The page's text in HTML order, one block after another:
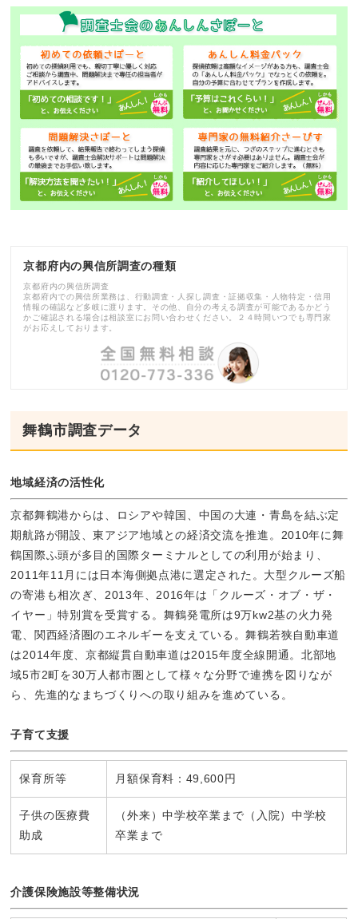
京都府内の興信所調査の種類
京都府内の興信所調査
京都府内での興信所業務は、行動調査・人探し調査・証拠収集・人物特定・信用
情報の確認など多岐に渡ります。その他、自分の考える調査が可能であるかどう
かご確認される場合は相談室にお問い合わせください。２４時間いつでも専門家
がお応えしております。
舞鶴市調査データ
地域経済の活性化
京都舞鶴港からは、ロシアや韓国、中国の大連・青島を結ぶ定
期航路が開設、東アジア地域との経済交流を推進。2010年に舞
鶴国際ふ頭が多目的国際ターミナルとしての利用が始まり、
2011年11月には日本海側拠点港に選定された。大型クルーズ船
の寄港も相次ぎ、2013年、2016年は「クルーズ・オブ・ザ・
イヤー」特別賞を受賞する。舞鶴発電所は9万kw2基の火力発
電、関西経済圏のエネルギーを支えている。舞鶴若狭自動車道
は2014年度、京都縦貫自動車道は2015年度全線開通。北部地
域5市2町を30万人都市圏として様々な分野で連携を図りなが
ら、先進的なまちづくりへの取り組みを進めている。
子育て支援
保育所等 月額保育料：49,600円
子供の医療費
助成
（外来）中学校卒業まで（入院）中学校
卒業まで
介護保険施設等整備状況